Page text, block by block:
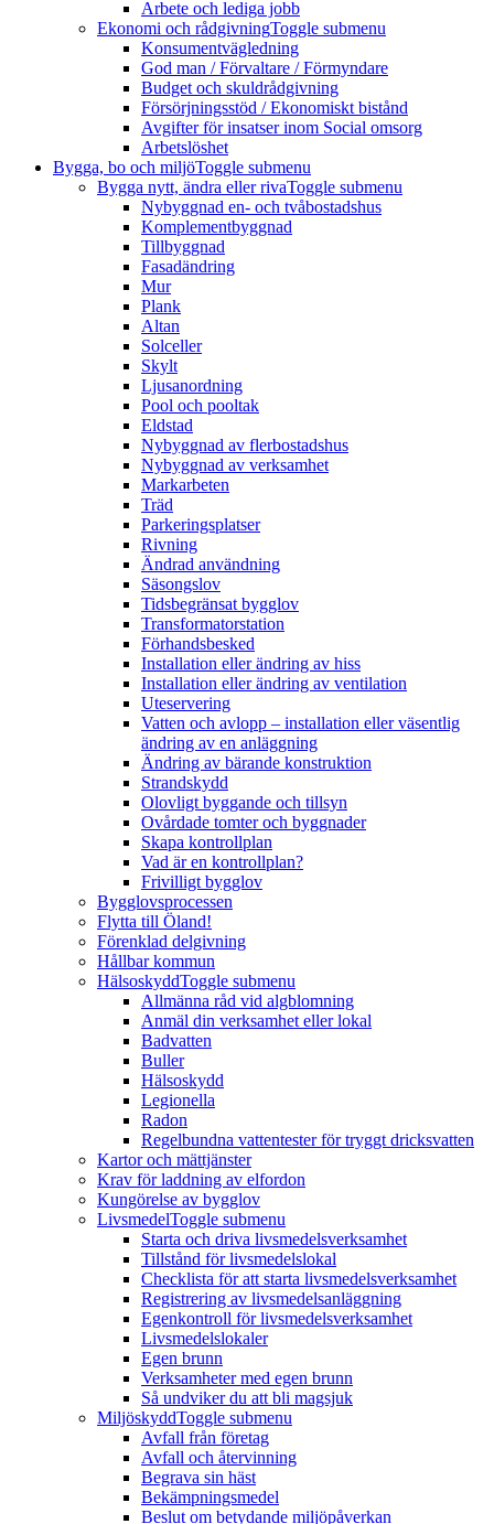
Arbete och lediga jobb
Ekonomi och rådgivningToggle submenu
Konsumentvägledning
God man / Förvaltare / Förmyndare
Budget och skuldrådgivning
Försörjningsstöd / Ekonomiskt bistånd
Avgifter för insatser inom Social omsorg
Arbetslöshet
Bygga, bo och miljöToggle submenu
Bygga nytt, ändra eller rivaToggle submenu
Nybyggnad en- och tvåbostadshus
Komplementbyggnad
Tillbyggnad
Fasadändring
Mur
Plank
Altan
Solceller
Skylt
Ljusanordning
Pool och pooltak
Eldstad
Nybyggnad av flerbostadshus
Nybyggnad av verksamhet
Markarbeten
Träd
Parkeringsplatser
Rivning
Ändrad användning
Säsongslov
Tidsbegränsat bygglov
Transformatorstation
Förhandsbesked
Installation eller ändring av hiss
Installation eller ändring av ventilation
Uteservering
Vatten och avlopp – installation eller väsentlig
ändring av en anläggning
Ändring av bärande konstruktion
Strandskydd
Olovligt byggande och tillsyn
Ovårdade tomter och byggnader
Skapa kontrollplan
Vad är en kontrollplan?
Frivilligt bygglov
Bygglovsprocessen
Flytta till Öland!
Förenklad delgivning
Hållbar kommun
HälsoskyddToggle submenu
Allmänna råd vid algblomning
Anmäl din verksamhet eller lokal
Badvatten
Buller
Hälsoskydd
Legionella
Radon
Regelbundna vattentester för tryggt dricksvatten
Kartor och mättjänster
Krav för laddning av elfordon
Kungörelse av bygglov
LivsmedelToggle submenu
Starta och driva livsmedelsverksamhet
Tillstånd för livsmedelslokal
Checklista för att starta livsmedelsverksamhet
Registrering av livsmedelsanläggning
Egenkontroll för livsmedelsverksamhet
Livsmedelslokaler
Egen brunn
Verksamheter med egen brunn
Så undviker du att bli magsjuk
MiljöskyddToggle submenu
Avfall från företag
Avfall och återvinning
Begrava sin häst
Bekämpningsmedel
Beslut om betydande miljöpåverkan